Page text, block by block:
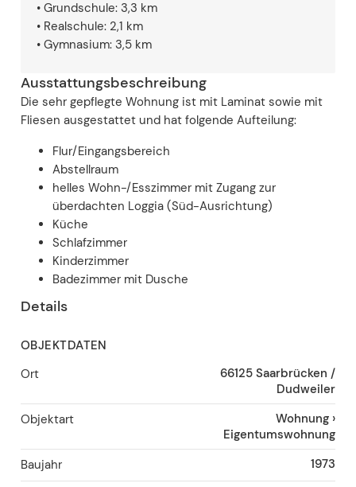
• Grundschule: 3,3 km
• Realschule: 2,1 km
• Gymnasium: 3,5 km
Ausstattungsbeschreibung
Die sehr gepflegte Wohnung ist mit Laminat sowie mit
Fliesen ausgestattet und hat folgende Aufteilung:
Flur/Eingangsbereich
Abstellraum
helles Wohn-/Esszimmer mit Zugang zur
überdachten Loggia (Süd-Ausrichtung)
Küche
Schlafzimmer
Kinderzimmer
Badezimmer mit Dusche
Details
OBJEKTDATEN
Ort
66125 Saarbrücken /
Dudweiler
Objektart
Wohnung ›
Eigentumswohnung
Baujahr
1973